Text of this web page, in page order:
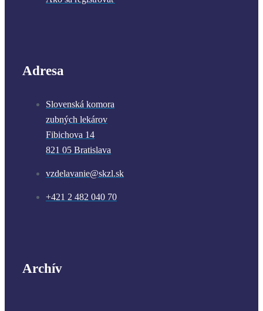
Adresa
Slovenská komora
zubných lekárov
Fibichova 14
821 05 Bratislava
vzdelavanie@skzl.sk
+421 2 482 040 70
Archív